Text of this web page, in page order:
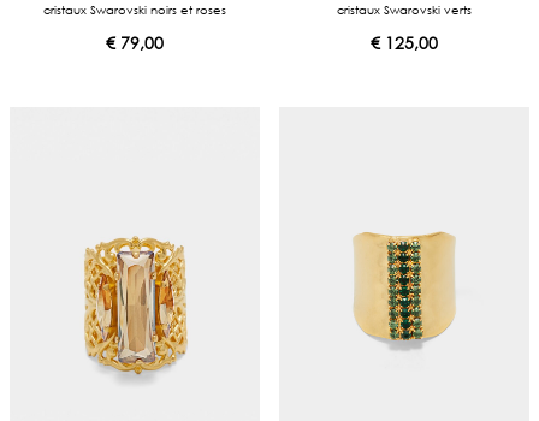
cristaux Swarovski noirs et roses
€79,00
cristaux Swarovski verts
€125,00